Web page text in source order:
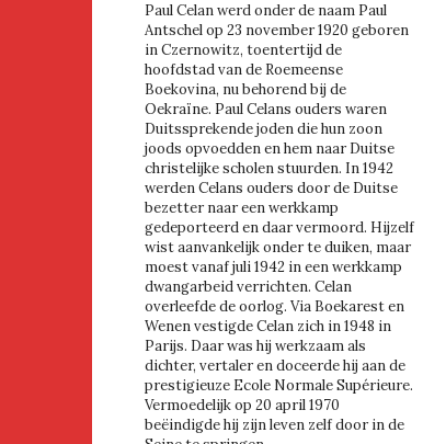
Paul Celan werd onder de naam Paul
Antschel op 23 november 1920 geboren
in Czernowitz, toentertijd de
hoofdstad van de Roemeense
Boekovina, nu behorend bij de
Oekraïne. Paul Celans ouders waren
Duitssprekende joden die hun zoon
joods opvoedden en hem naar Duitse
christelijke scholen stuurden. In 1942
werden Celans ouders door de Duitse
bezetter naar een werkkamp
gedeporteerd en daar vermoord. Hijzelf
wist aanvankelijk onder te duiken, maar
moest vanaf juli 1942 in een werkkamp
dwangarbeid verrichten. Celan
overleefde de oorlog. Via Boekarest en
Wenen vestigde Celan zich in 1948 in
Parijs. Daar was hij werkzaam als
dichter, vertaler en doceerde hij aan de
prestigieuze Ecole Normale Supérieure.
Vermoedelijk op 20 april 1970
beëindigde hij zijn leven zelf door in de